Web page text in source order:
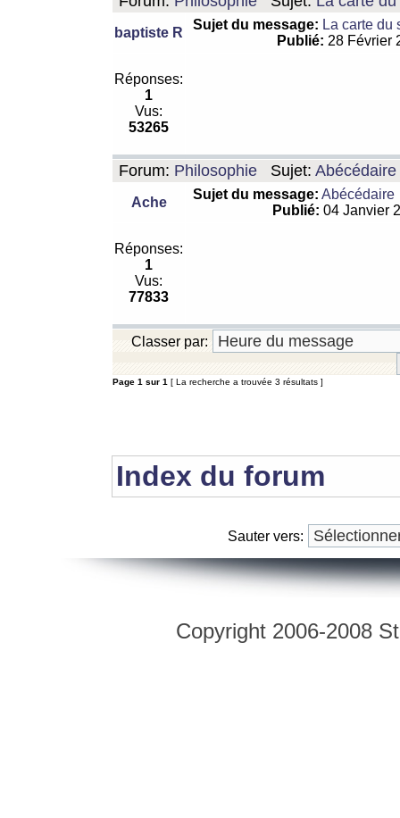
baptiste R
Sujet du message: La carte du
Publié: 28 Février
Réponses:
1
Vus:
53265
Forum: Philosophie Sujet: Abécédaire
Ache
Sujet du message: Abécédaire
Publié: 04 Janvier
Réponses:
1
Vus:
77833
Classer par:
Page 1 sur 1 [ La recherche a trouvée 3 résultats ]
Index du forum
Sauter vers:
Copyright 2006-2008